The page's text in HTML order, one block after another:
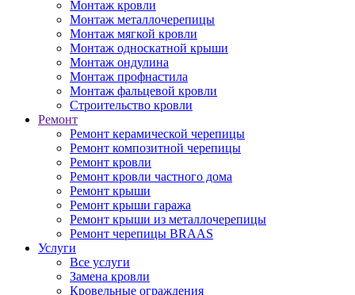
Монтаж кровли
Монтаж металлочерепицы
Монтаж мягкой кровли
Монтаж односкатной крыши
Монтаж ондулина
Монтаж профнастила
Монтаж фальцевой кровли
Строительство кровли
Ремонт
Ремонт керамической черепицы
Ремонт композитной черепицы
Ремонт кровли
Ремонт кровли частного дома
Ремонт крыши
Ремонт крыши гаража
Ремонт крыши из металлочерепицы
Ремонт черепицы BRAAS
Услуги
Все услуги
Замена кровли
Кровельные ограждения